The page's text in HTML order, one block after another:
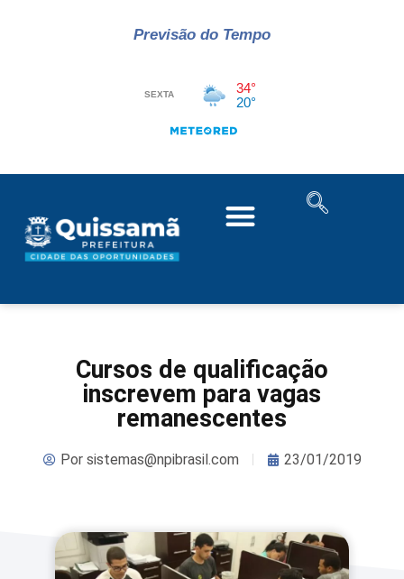
Previsão do Tempo
Cursos de qualificação
inscrevem para vagas
remanescentes
Porsistemas@npibrasil.com 23/01/2019